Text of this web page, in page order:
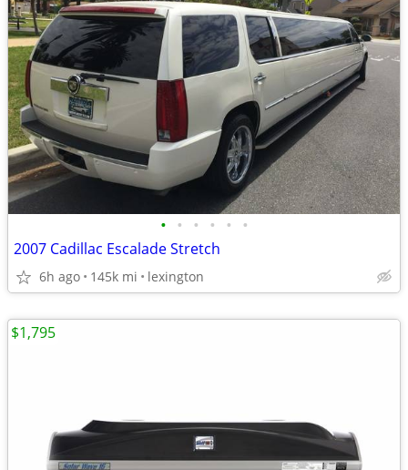
• • • • • •
2007 Cadillac Escalade Stretch
6h ago 145k mi lexington
$1,795